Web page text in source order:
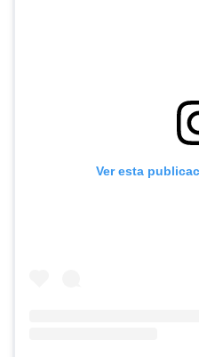
Ver esta